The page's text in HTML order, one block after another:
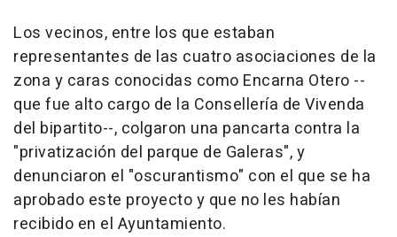
Los vecinos, entre los que estaban
representantes de las cuatro asociaciones de la
zona y caras conocidas como Encarna Otero --
que fue alto cargo de la Consellería de Vivenda
del bipartito--, colgaron una pancarta contra la
"privatización del parque de Galeras", y
denunciaron el "oscurantismo" con el que se ha
aprobado este proyecto y que no les habían
recibido en el Ayuntamiento.